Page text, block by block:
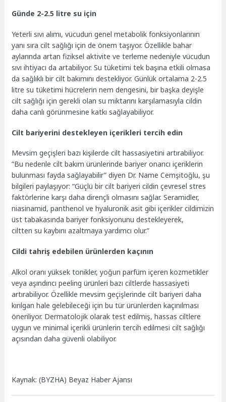
Günde 2-2.5 litre su için
Yeterli sıvı alımı, vücudun genel metabolik fonksiyonlarının
yanı sıra cilt sağlığı için de önem taşıyor. Özellikle bahar
aylarında artan fiziksel aktivite ve terleme nedeniyle vücudun
sıvı ihtiyacı da artabiliyor. Su tüketimi tek başına etkili olmasa
da sağlıklı bir cilt bakımını destekliyor. Günlük ortalama 2-2.5
litre su tüketimi hücrelerin nem dengesini, bir başka deyişle
cilt sağlığı için gerekli olan su miktarını karşılamasıyla cildin
daha canlı görünmesine katkı sağlayabiliyor.
Cilt bariyerini destekleyen içerikleri tercih edin
Mevsim geçişleri bazı kişilerde cilt hassasiyetini artırabiliyor.
“Bu nedenle cilt bakım ürünlerinde bariyer onarıcı içeriklerin
bulunması fayda sağlayabilir” diyen Dr. Name Cemşitoğlu, şu
bilgileri paylaşıyor: “Güçlü bir cilt bariyeri cildin çevresel stres
faktörlerine karşı daha dirençli olmasını sağlar. Seramidler,
niasinamid, panthenol ve hyaluronik asit gibi içerikler cildimizin
üst tabakasında bariyer fonksiyonunu destekleyerek,
ciltten su kaybını azaltmaya yardımcı olur.”
Cildi tahriş edebilen ürünlerden kaçının
Alkol oranı yüksek tonikler, yoğun parfüm içeren kozmetikler
veya aşındırıcı peeling ürünleri bazı ciltlerde hassasiyeti
artırabiliyor. Özellikle mevsim geçişlerinde cilt bariyeri daha
kırılgan hale gelebileceği için bu tür ürünlerden kaçınılması
öneriliyor. Dermatolojik olarak test edilmiş, hassas ciltlere
uygun ve minimal içerikli ürünlerin tercih edilmesi cilt sağlığı
açısından daha güvenli olabiliyor.
Kaynak: (BYZHA) Beyaz Haber Ajansı